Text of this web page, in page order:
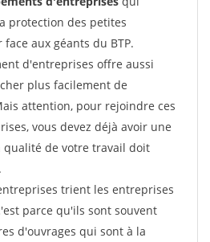
protection des petites
aux géants du BTP.
d'entreprises offre aussi
plus facilement de
attention, pour rejoindre ces
vous devez déjà avoir une
de votre travail doit
trient les entreprises
parce qu'ils sont souvent
d'ouvrages qui sont à la